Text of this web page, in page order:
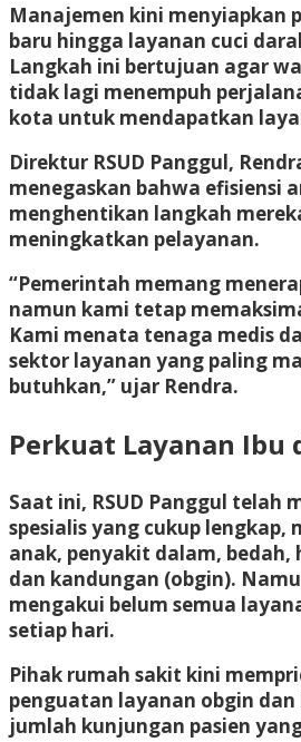
Manajemen kini menyiapkan
baru hingga layanan cuci
Langkah ini bertujuan agar
tidak lagi menempuh
kota untuk mendapatkan
Direktur RSUD Panggul,
menegaskan bahwa efisiensi
menghentikan langkah
meningkatkan pelayanan.
“Pemerintah memang
namun kami tetap
Kami menata tenaga medis
sektor layanan yang paling
butuhkan,” ujar Rendra.
Perkuat Layanan Ibu
Saat ini, RSUD Panggul telah
spesialis yang cukup lengkap,
anak, penyakit dalam, bedah,
dan kandungan (obgin).
mengakui belum semua
setiap hari.
Pihak rumah sakit kini
penguatan layanan obgin dan
jumlah kunjungan pasien